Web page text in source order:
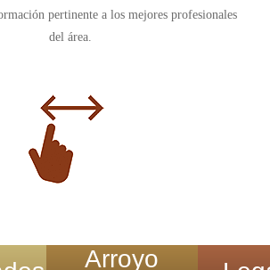
pertinente a los mejores profesionales
del área.
Arroyo